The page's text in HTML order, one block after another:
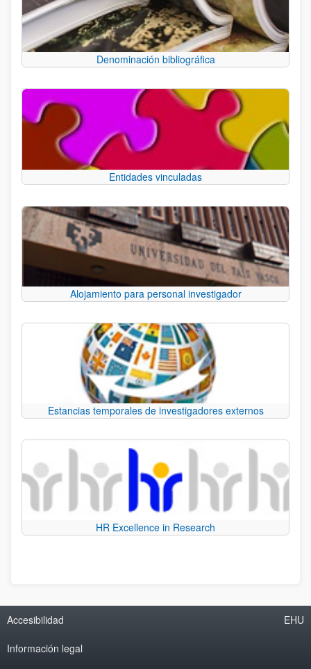
Denominación bibliográfica
Entidades vinculadas
Alojamiento para personal investigador
Estancias temporales de investigadores externos
HR Excellence in Research
Accesibilidad
Información legal
EHU